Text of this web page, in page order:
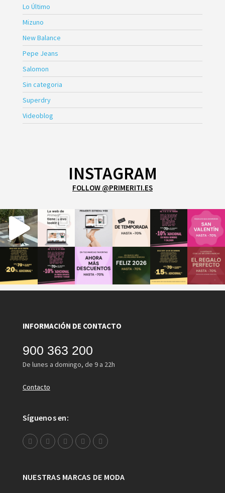
Lo Último
Mizuno
New Balance
Pepe Jeans
Salomon
Sin categoria
Superdry
Videoblog
INSTAGRAM
FOLLOW @PRIMERITI.ES
INFORMACIÓN DE CONTACTO
900 363 200
De lunes a domingo, de 9 a 22h
Contacto
Síguenos en:
NUESTRAS MARCAS DE MODA